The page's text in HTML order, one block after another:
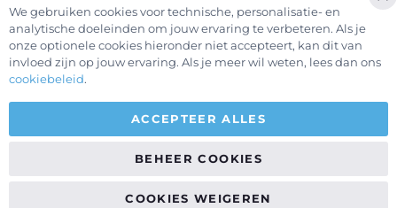
We gebruiken cookies voor technische, personalisatie- en
analytische doeleinden om jouw ervaring te verbeteren. Als je
onze optionele cookies hieronder niet accepteert, kan dit van
invloed zijn op jouw ervaring. Als je meer wil weten, lees dan ons
cookiebeleid.
ACCEPTEER ALLES
BEHEER COOKIES
COOKIES WEIGEREN